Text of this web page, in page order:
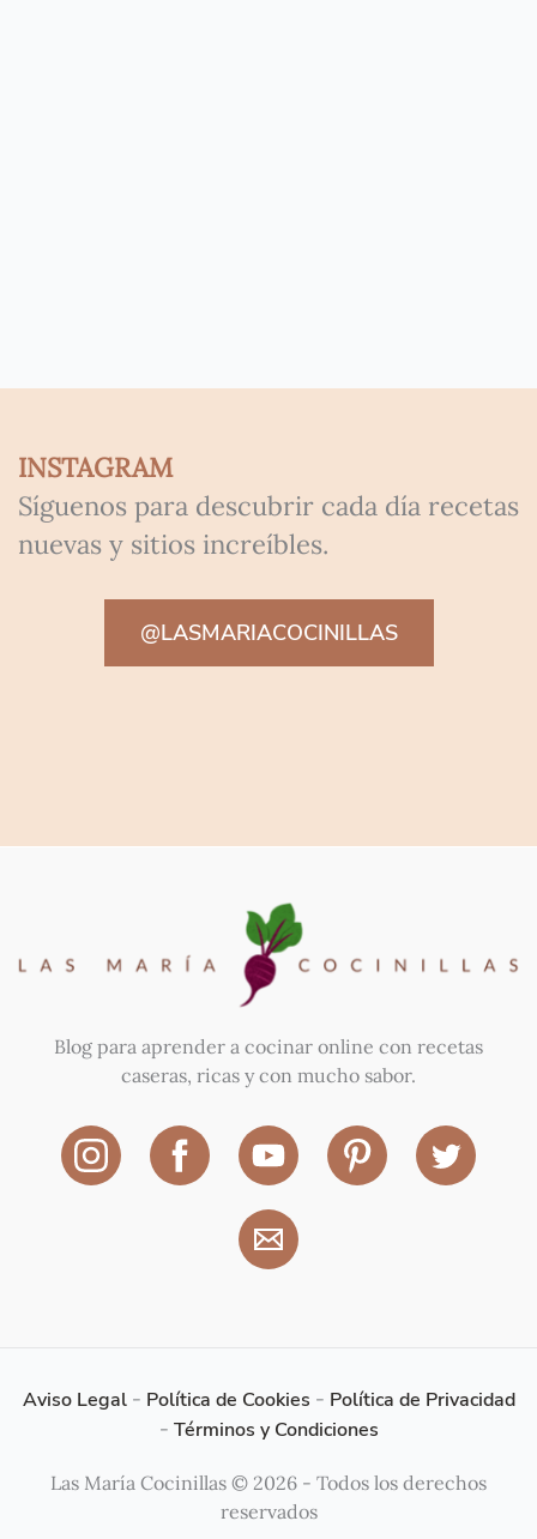
INSTAGRAM
Síguenos para descubrir cada día recetas
nuevas y sitios increíbles.
@LASMARIACOCINILLAS
Blog para aprender a cocinar online con recetas
caseras, ricas y con mucho sabor.
Aviso Legal- Política de Cookies - Política de Privacidad
- Términos y Condiciones
Las María Cocinillas © 2026 - Todos los derechos
reservados